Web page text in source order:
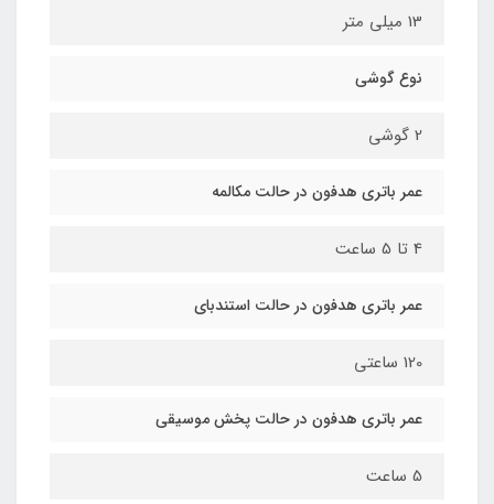
13 میلی متر
نوع گوشی
2 گوشی
عمر باتری هدفون در حالت مکالمه
4 تا 5 ساعت
عمر باتری هدفون در حالت استندبای
120 ساعتی
عمر باتری هدفون در حالت پخش موسیقی
5 ساعت